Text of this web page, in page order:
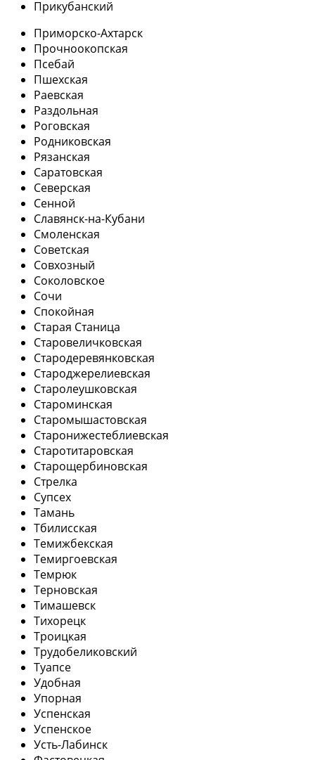
Прикубанский
Приморско-Ахтарск
Прочноокопская
Псебай
Пшехская
Раевская
Раздольная
Роговская
Родниковская
Рязанская
Саратовская
Северская
Сенной
Славянск-на-Кубани
Смоленская
Советская
Совхозный
Соколовское
Сочи
Спокойная
Старая Станица
Старовеличковская
Стародеревянковская
Староджерелиевская
Старолеушковская
Староминская
Старомышастовская
Старонижестеблиевская
Старотитаровская
Старощербиновская
Стрелка
Супсех
Тамань
Тбилисская
Темижбекская
Темиргоевская
Темрюк
Терновская
Тимашевск
Тихорецк
Троицкая
Трудобеликовский
Туапсе
Удобная
Упорная
Успенская
Успенское
Усть-Лабинск